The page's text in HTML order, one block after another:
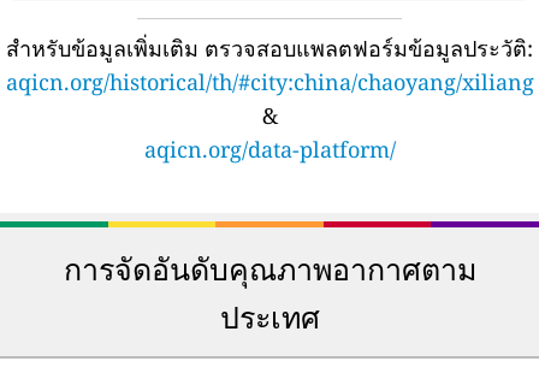
สำหรับข้อมูลเพิ่มเติม ตรวจสอบแพลตฟอร์มข้อมูลประวัติ:
aqicn.org/historical/th/#city:china/chaoyang/xiliang
&
aqicn.org/data-platform/
การจัดอันดับคุณภาพอากาศตาม
ประเทศ